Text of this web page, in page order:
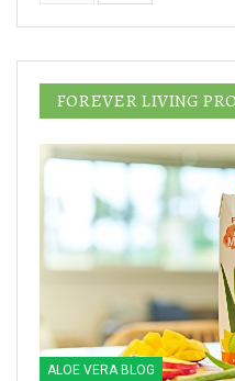
FOREVER LIVING
ALOE VERA BLOG